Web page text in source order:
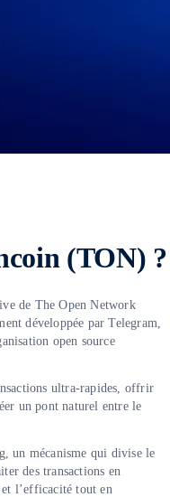
(TON) ?
de The Open Network
développée par Telegram,
open source
ultra-rapides, offrir
un pont naturel entre le
un mécanisme qui divise le
des transactions en
l’efficacité tout en